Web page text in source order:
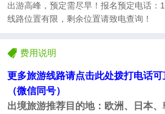
出游高峰，预定需尽早！报名预定电话：
线路位置有限，剩余位置请致电查询！
费用说明
更多旅游线路请点击此处拨打电话
（微信同号）
出境旅游推荐目的地：欧洲、日本